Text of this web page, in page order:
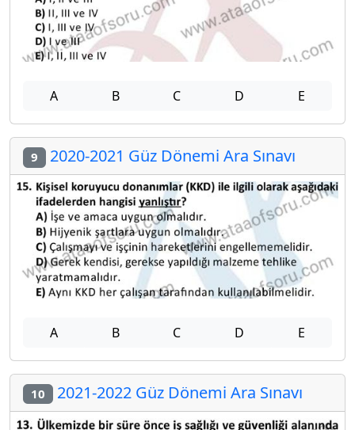
A B C D E
9 2020-2021 Güz Dönemi Ara Sınavı
A B C D E
10 2021-2022 Güz Dönemi Ara Sınavı